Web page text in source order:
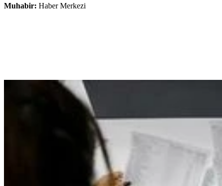
Muhabir: Haber Merkezi